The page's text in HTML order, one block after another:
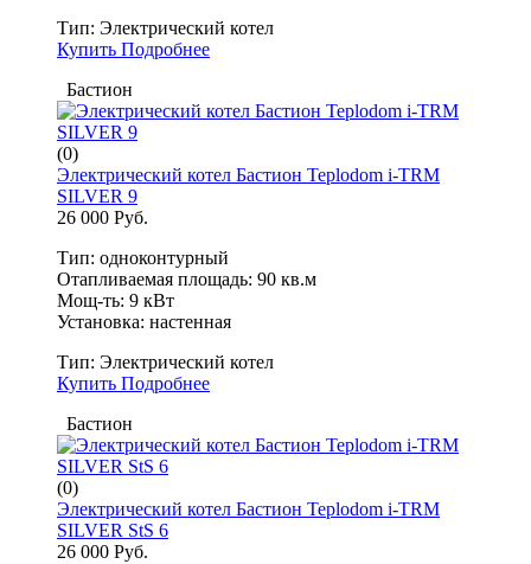
Тип: Электрический котел
Купить Подробнее
Бастион
(0)
Электрический котел Бастион Teplodom i-TRM
SILVER 9
26 000 Руб.
Тип: одноконтурный
Отапливаемая площадь: 90 кв.м
Мощ-ть: 9 кВт
Установка: настенная
Тип: Электрический котел
Купить Подробнее
Бастион
(0)
Электрический котел Бастион Teplodom i-TRM
SILVER StS 6
26 000 Руб.